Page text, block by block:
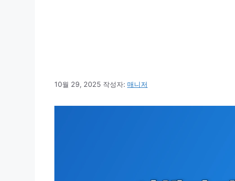
10월 29, 2025 작성자: 매니저